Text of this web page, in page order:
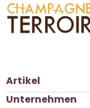
Artikel
Unternehmen